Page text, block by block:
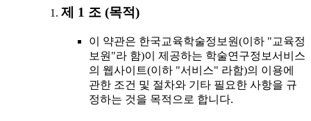
제 1 조 (목적)
이 약관은 한국교육학술정보원(이하 "교육정
보원"라 함)이 제공하는 학술연구정보서비스
의 웹사이트(이하 "서비스" 라함)의 이용에
관한 조건 및 절차와 기타 필요한 사항을 규
정하는 것을 목적으로 합니다.